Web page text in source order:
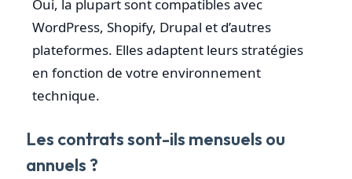
Oui, la plupart sont compatibles avec
WordPress, Shopify, Drupal et d’autres
plateformes. Elles adaptent leurs stratégies
en fonction de votre environnement
technique.
Les contrats sont-ils mensuels ou
annuels ?